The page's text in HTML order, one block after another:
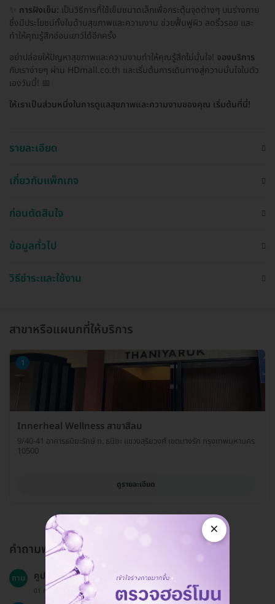
การฝังเข็ม: เป็นวิธีการที่ใช้เข็มขนาดเล็กเพื่อกระตุ้นจุดต่างๆ บนร่างกาย
ซึ่งมีประโยชน์ทั้งในด้านสุขภาพและความงาม ช่วยฟื้นฟูผิว ลดริ้วรอย และ
ทำให้คุณรู้สึกอ่อนเยาว์ได้อีกครั้ง
อย่าปล่อยให้ปัญหาสุขภาพและความงามทำให้คุณรู้สึกไม่มั่นใจ! จองบริการ
กับเราง่ายๆ ผ่าน HDmall.co.th และเริ่มต้นการเดินทางสู่ความมั่นใจในตัว
เองวันนี้! 📅
ให้เราเป็นส่วนหนึ่งในการดูแลสุขภาพและความงามของคุณ เริ่มต้นที่นี่!
รายละเอียด
เกี่ยวกับแพ็กเกจ
ก่อนตัดสินใจ
ข้อมูลทั่วไป
วิธีชำระและใช้งาน
สาขาหรือแผนกที่ให้บริการ
1
Innerheal Wellness สาขาสีลม
9/40-41 อาคารธนิยะรักษ์ ถ. ธนิยะ แขวงสุริยวงศ์ เขตบางรัก กรุงเทพมหานคร
10500
ดูรายละเอียด
คำถามพบบ่อย
ถาม คูปองหมดอายุเมื่อไหร่?
01 ก.ย. 2024
×